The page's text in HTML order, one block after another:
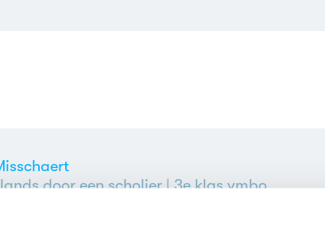
door een scholier| 3e klas vmbo